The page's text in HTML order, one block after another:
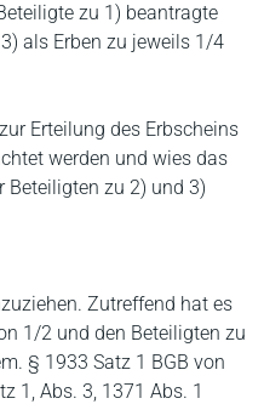
zu 1) beantragte
als Erben zu jeweils 1/4
Erteilung des Erbscheins
werden und wies das
Beteiligten zu 2) und 3)
Zutreffend hat es
1/2 und den Beteiligten zu
§ 1933 Satz 1 BGB von
1, Abs. 3, 1371 Abs. 1